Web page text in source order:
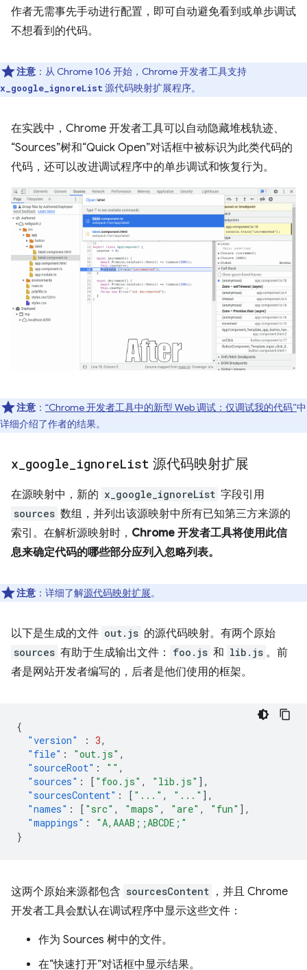
作者无需事先手动进行配置，即可自动避免看到或单步调试
不想看到的代码。
注意 ：从 Chrome 106 开始，Chrome 开发者工具支持
x_google_ignoreList 源代码映射扩展程序。
在实践中，Chrome 开发者工具可以自动隐藏堆栈轨迹、
“Sources”树和“Quick Open”对话框中被标识为此类代码的
代码，还可以改进调试程序中的单步调试和恢复行为。
注意 ： “Chrome 开发者工具中的新型 Web 调试：仅调试我的代码”中
详细介绍了作者的结果。
x google ignoreList 源代码映射扩展
在源映射中，新的 x_google_ignoreList 字段引用
sources 数组，并列出该源映射中所有已知第三方来源的
索引。在解析源映射时， Chrome 开发者工具将使用此信
息来确定代码的哪些部分应列入忽略列表。
注意 ：详细了解源代码映射扩展。
以下是生成的文件 out.js 的源代码映射。有两个原始
sources 有助于生成输出文件： foo.js 和 lib.js 。前
者是网站开发者编写的，后者是他们使用的框架。
{
"version"
: 3,
"file" : "out.js" ,
"sourceRoot" : "" ,
"sources" : [ "foo.js" , "lib.js" ],
"sourcesContent" : [ "..." , "..." ],
"names" : [ "src" , "maps" , "are" , "fun" ],
"mappings" :
"A,AAAB;;ABCDE;"
}
这两个原始来源都包含 sourcesContent
，并且 Chrome
开发者工具会默认在调试程序中显示这些文件：
作为 Sources 树中的文件。
在“快速打开”对话框中显示结果。